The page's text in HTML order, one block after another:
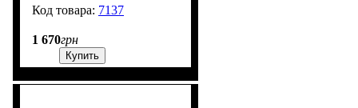
7137
1 670грн
Купить